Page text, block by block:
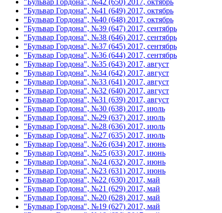
"Бульвар Гордона", №41 (649) 2017, октябрь
"Бульвар Гордона", №40 (648) 2017, октябрь
"Бульвар Гордона", №39 (647) 2017, сентябрь
"Бульвар Гордона", №38 (646) 2017, сентябрь
"Бульвар Гордона", №37 (645) 2017, сентябрь
"Бульвар Гордона", №36 (644) 2017, сентябрь
"Бульвар Гордона", №35 (643) 2017, август
"Бульвар Гордона", №34 (642) 2017, август
"Бульвар Гордона", №33 (641) 2017, август
"Бульвар Гордона", №32 (640) 2017, август
"Бульвар Гордона", №31 (639) 2017, август
"Бульвар Гордона", №30 (638) 2017, июль
"Бульвар Гордона", №29 (637) 2017, июль
"Бульвар Гордона", №28 (636) 2017, июль
"Бульвар Гордона", №27 (635) 2017, июль
"Бульвар Гордона", №26 (634) 2017, июнь
"Бульвар Гордона", №25 (633) 2017, июнь
"Бульвар Гордона", №24 (632) 2017, июнь
"Бульвар Гордона", №23 (631) 2017, июнь
"Бульвар Гордона", №22 (630) 2017, май
"Бульвар Гордона", №21 (629) 2017, май
"Бульвар Гордона", №20 (628) 2017, май
"Бульвар Гордона", №19 (627) 2017, май